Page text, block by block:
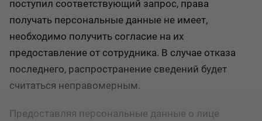
поступил соответствующий запрос, права
получать персональные данные не имеет,
необходимо получить согласие на их
предоставление от сотрудника. В случае отказа
последнего, распространение сведений будет
считаться неправомерным.
Предоставляя персональные данные о лице